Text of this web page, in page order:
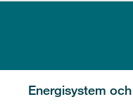
Energisystem